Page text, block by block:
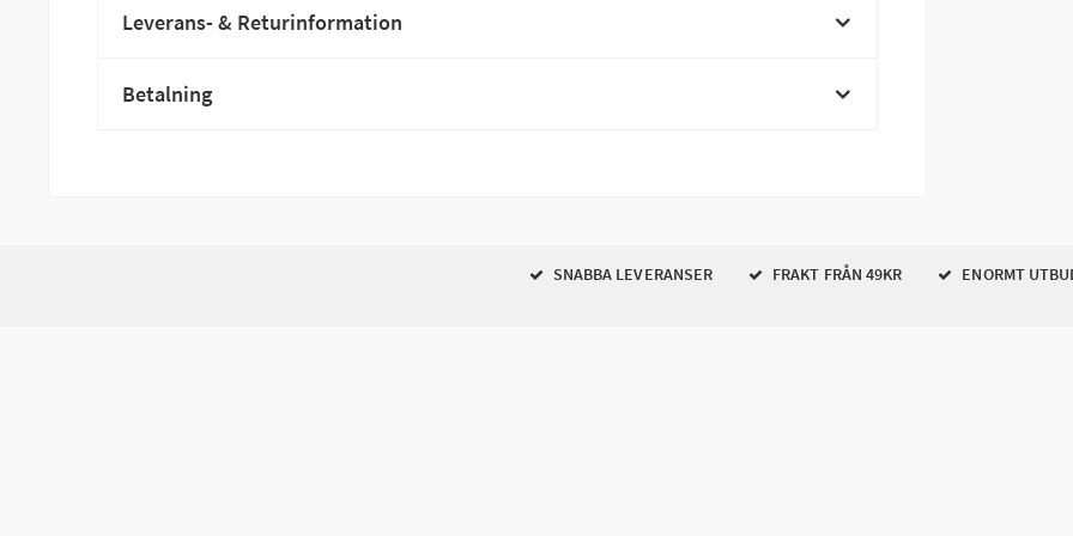
Leverans- & Returinformation
Betalning
SNABBA LEVERANSER FRAKT FRÅN 49KR ENORMT